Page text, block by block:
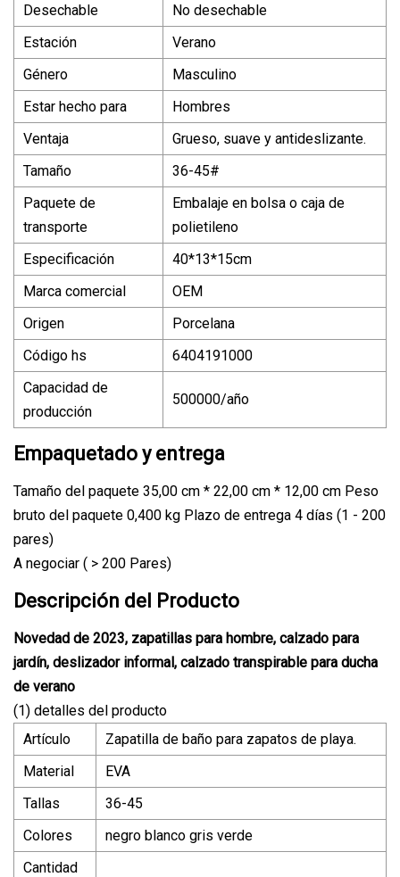
Desechable
No desechable
Estación
Verano
Género
Masculino
Estar hecho para
Hombres
Ventaja
Grueso, suave y antideslizante.
Tamaño
36-45#
Paquete de
transporte
Embalaje en bolsa o caja de
polietileno
Especificación
40*13*15cm
Marca comercial
OEM
Origen
Porcelana
Código hs
6404191000
Capacidad de
producción
500000/año
Empaquetado y entrega
Tamaño del paquete 35,00 cm * 22,00 cm * 12,00 cm Peso
bruto del paquete 0,400 kg Plazo de entrega 4 días (1 - 200
pares)
A negociar ( > 200 Pares)
Descripción del Producto
Novedad de 2023, zapatillas para hombre, calzado para
jardín, deslizador informal, calzado transpirable para ducha
de verano
(1) detalles del producto
Artículo
Zapatilla de baño para zapatos de playa.
Material
EVA
Tallas
36-45
Colores
negro blanco gris verde
Cantidad